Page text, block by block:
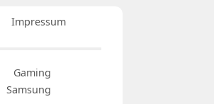
Impressum
Gaming
Samsung